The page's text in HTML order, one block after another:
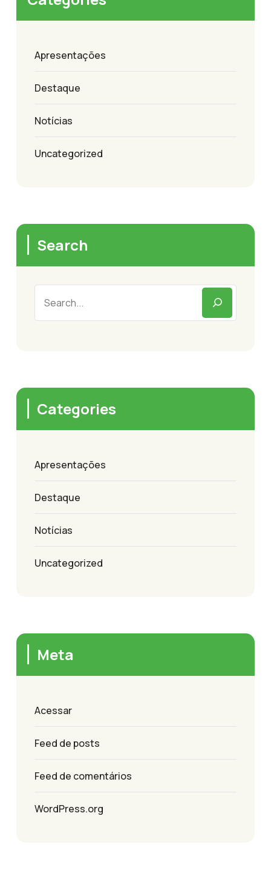
Apresentações
Destaque
Notícias
Uncategorized
Search
Categories
Apresentações
Destaque
Notícias
Uncategorized
Meta
Acessar
Feed de posts
Feed de comentários
WordPress.org